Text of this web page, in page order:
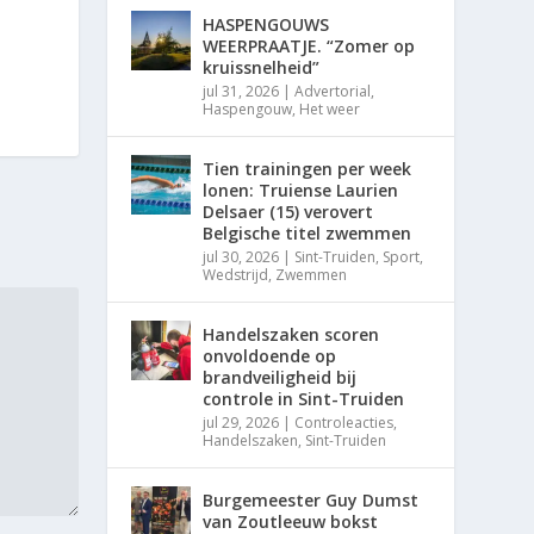
HASPENGOUWS
WEERPRAATJE. “Zomer op
kruissnelheid”
jul 31, 2026 |Advertorial,
Haspengouw, Het weer
Tien trainingen per week
lonen: Truiense Laurien
Delsaer (15) verovert
Belgische titel zwemmen
jul 30, 2026 | Sint-Truiden, Sport,
Wedstrijd, Zwemmen
Handelszaken scoren
onvoldoende op
brandveiligheid bij
controle in Sint-Truiden
jul 29, 2026 | Controleacties,
Handelszaken, Sint-Truiden
Burgemeester Guy Dumst
van Zoutleeuw bokst